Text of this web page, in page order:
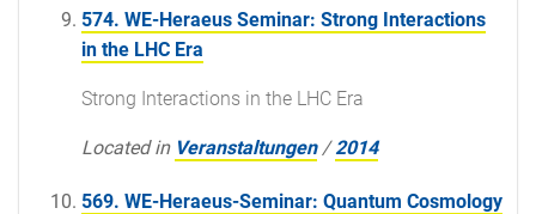
574. WE-Heraeus Seminar: Strong Interactions
in the LHC Era
Strong Interactions in the LHC Era
Located in Veranstaltungen /2014
569. WE-Heraeus-Seminar: Quantum Cosmology